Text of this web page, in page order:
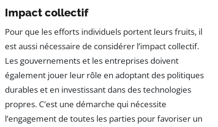
Impact collectif
Pour que les efforts individuels portent leurs fruits, il
est aussi nécessaire de considérer l’impact collectif.
Les gouvernements et les entreprises doivent
également jouer leur rôle en adoptant des politiques
durables et en investissant dans des technologies
propres. C’est une démarche qui nécessite
l’engagement de toutes les parties pour favoriser un